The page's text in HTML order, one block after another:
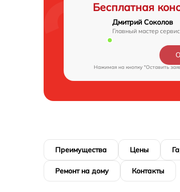
Бесплатная
Дмитрий Соколов
Главный мастер
Нажимая на кнопку "Оставить
Преимущества Цены
Ремонт на дому Контакты